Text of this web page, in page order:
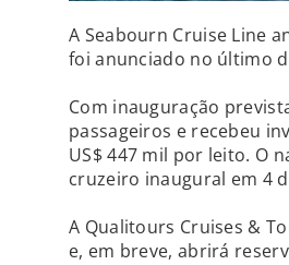
A Seabourn Cruise Line
foi anunciado no último
Com inauguração
passageiros e recebeu
US$ 447 mil por leito. O
cruzeiro inaugural em 4
A Qualitours Cruises &
e, em breve, abrirá